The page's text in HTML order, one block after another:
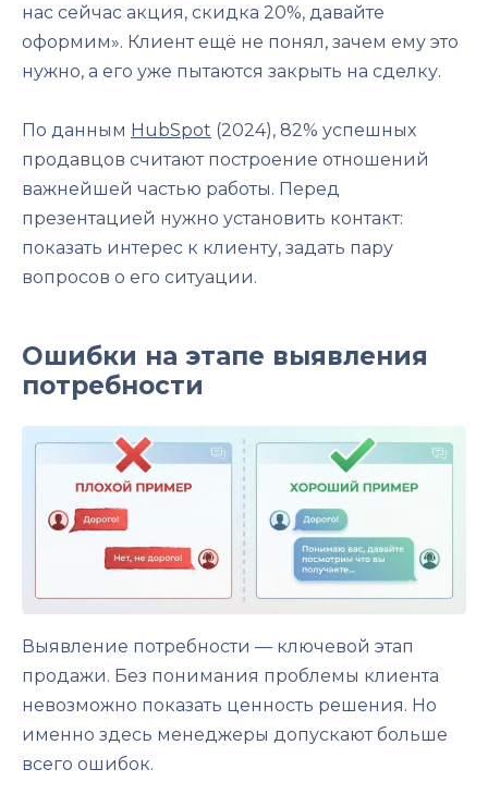
нас сейчас акция, скидка 20%, давайте
оформим». Клиент ещё не понял, зачем ему это
нужно, а его уже пытаются закрыть на сделку.
По данным HubSpot (2024), 82% успешных
продавцов считают построение отношений
важнейшей частью работы. Перед
презентацией нужно установить контакт:
показать интерес к клиенту, задать пару
вопросов о его ситуации.
Ошибки на этапе выявления
потребности
Выявление потребности — ключевой этап
продажи. Без понимания проблемы клиента
невозможно показать ценность решения. Но
именно здесь менеджеры допускают больше
всего ошибок.